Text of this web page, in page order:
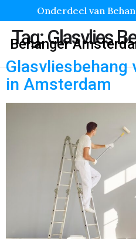
Onderdeel van
Behanger
Tag:Glasvlies
Glasvliesbehang
in Amsterdam